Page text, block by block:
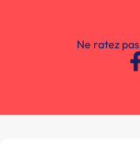
Ne ratez